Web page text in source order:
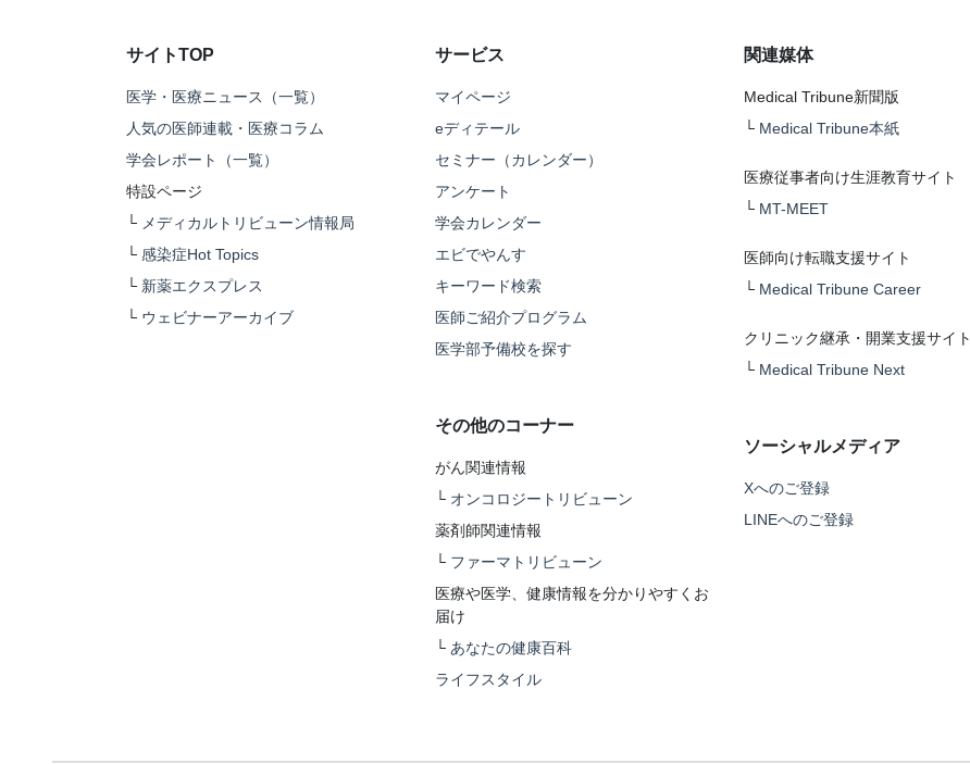
サイトTOP
医学・医療ニュース（一覧）
人気の医師連載・医療コラム
学会レポート（一覧）
特設ページ
└ メディカルトリビューン情報局
└ 感染症Hot Topics
└ 新薬エクスプレス
└ ウェビナーアーカイブ
サービス
マイページ
eディテール
セミナー（カレンダー）
アンケート
学会カレンダー
エビでやんす
キーワード検索
医師ご紹介プログラム
医学部予備校を探す
その他のコーナー
がん関連情報
└ オンコロジートリビューン
薬剤師関連情報
└ ファーマトリビューン
医療や医学、健康情報を分かりやすくお
届け
└ あなたの健康百科
ライフスタイル
関連媒体
Medical Tribune新聞版
└ Medical Tribune本紙
医療従事者向け生涯教育サイト
└ MT-MEET
医師向け転職支援サイト
└ Medical Tribune Career
クリニック継承・開業支援サイト
└ Medical Tribune Next
ソーシャルメディア
Xへのご登録
LINEへのご登録